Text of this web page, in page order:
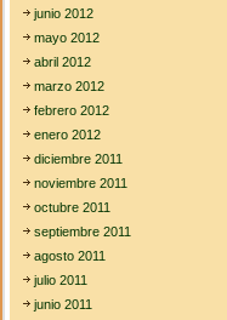
junio 2012
mayo 2012
abril 2012
marzo 2012
febrero 2012
enero 2012
diciembre 2011
noviembre 2011
octubre 2011
septiembre 2011
agosto 2011
julio 2011
junio 2011